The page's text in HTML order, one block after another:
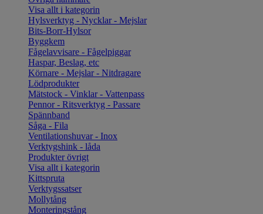
Visa allt i kategorin
Hylsverktyg - Nycklar - Mejslar
Bits-Borr-Hylsor
Byggkem
Fågelavvisare - Fågelpiggar
Haspar, Beslag, etc
Körnare - Mejslar - Nitdragare
Lödprodukter
Mätstock - Vinklar - Vattenpass
Pennor - Ritsverktyg - Passare
Spännband
Såga - Fila
Ventilationshuvar - Inox
Verktygshink - låda
Produkter övrigt
Visa allt i kategorin
Kittspruta
Verktygssatser
Mollytång
Monteringstång